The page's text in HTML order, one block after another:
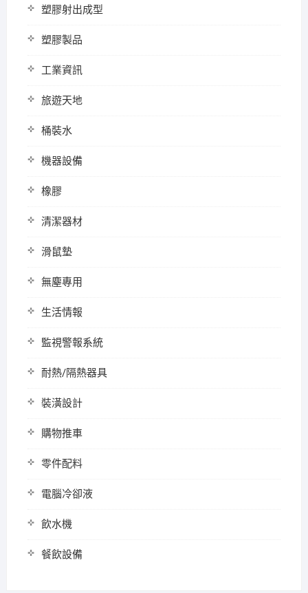
塑膠射出成型
塑膠製品
工業資訊
旅遊天地
桶裝水
機器設備
橡膠
清潔器材
滑鼠墊
無塵專用
生活情報
監視警報系統
耐熱/隔熱器具
裝潢設計
購物推車
零件配料
電腦冷卻液
飲水機
餐飲設備